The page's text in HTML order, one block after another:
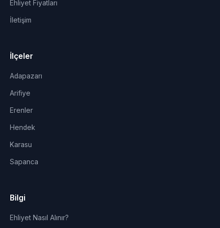
Ehliyet Fiyatları
İletişim
İlçeler
Adapazarı
Arifiye
Erenler
Hendek
Karasu
Sapanca
Bilgi
Ehliyet Nasıl Alınır?